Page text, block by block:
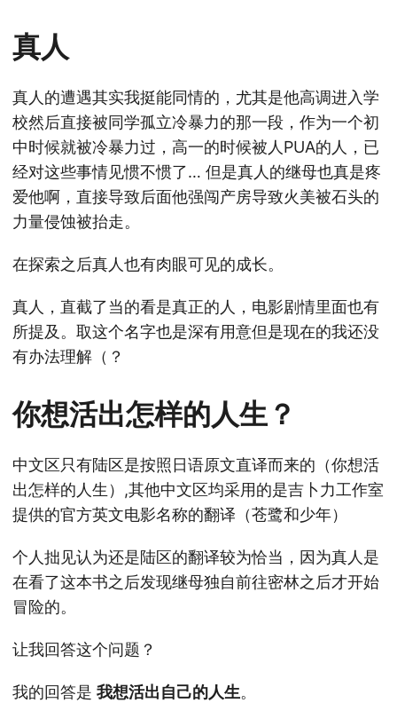
真人
真人的遭遇其实我挺能同情的，尤其是他高调进入学
校然后直接被同学孤立冷暴力的那一段，作为一个初
中时候就被冷暴力过，高一的时候被人PUA的人，已
经对这些事情见惯不惯了… 但是真人的继母也真是疼
爱他啊，直接导致后面他强闯产房导致火美被石头的
力量侵蚀被抬走。
在探索之后真人也有肉眼可见的成长。
真人，直截了当的看是真正的人，电影剧情里面也有
所提及。取这个名字也是深有用意但是现在的我还没
有办法理解（？
你想活出怎样的人生？
中文区只有陆区是按照日语原文直译而来的（你想活
出怎样的人生）,其他中文区均采用的是吉卜力工作室
提供的官方英文电影名称的翻译（苍鹭和少年）
个人拙见认为还是陆区的翻译较为恰当，因为真人是
在看了这本书之后发现继母独自前往密林之后才开始
冒险的。
让我回答这个问题？
我的回答是 我想活出自己的人生。